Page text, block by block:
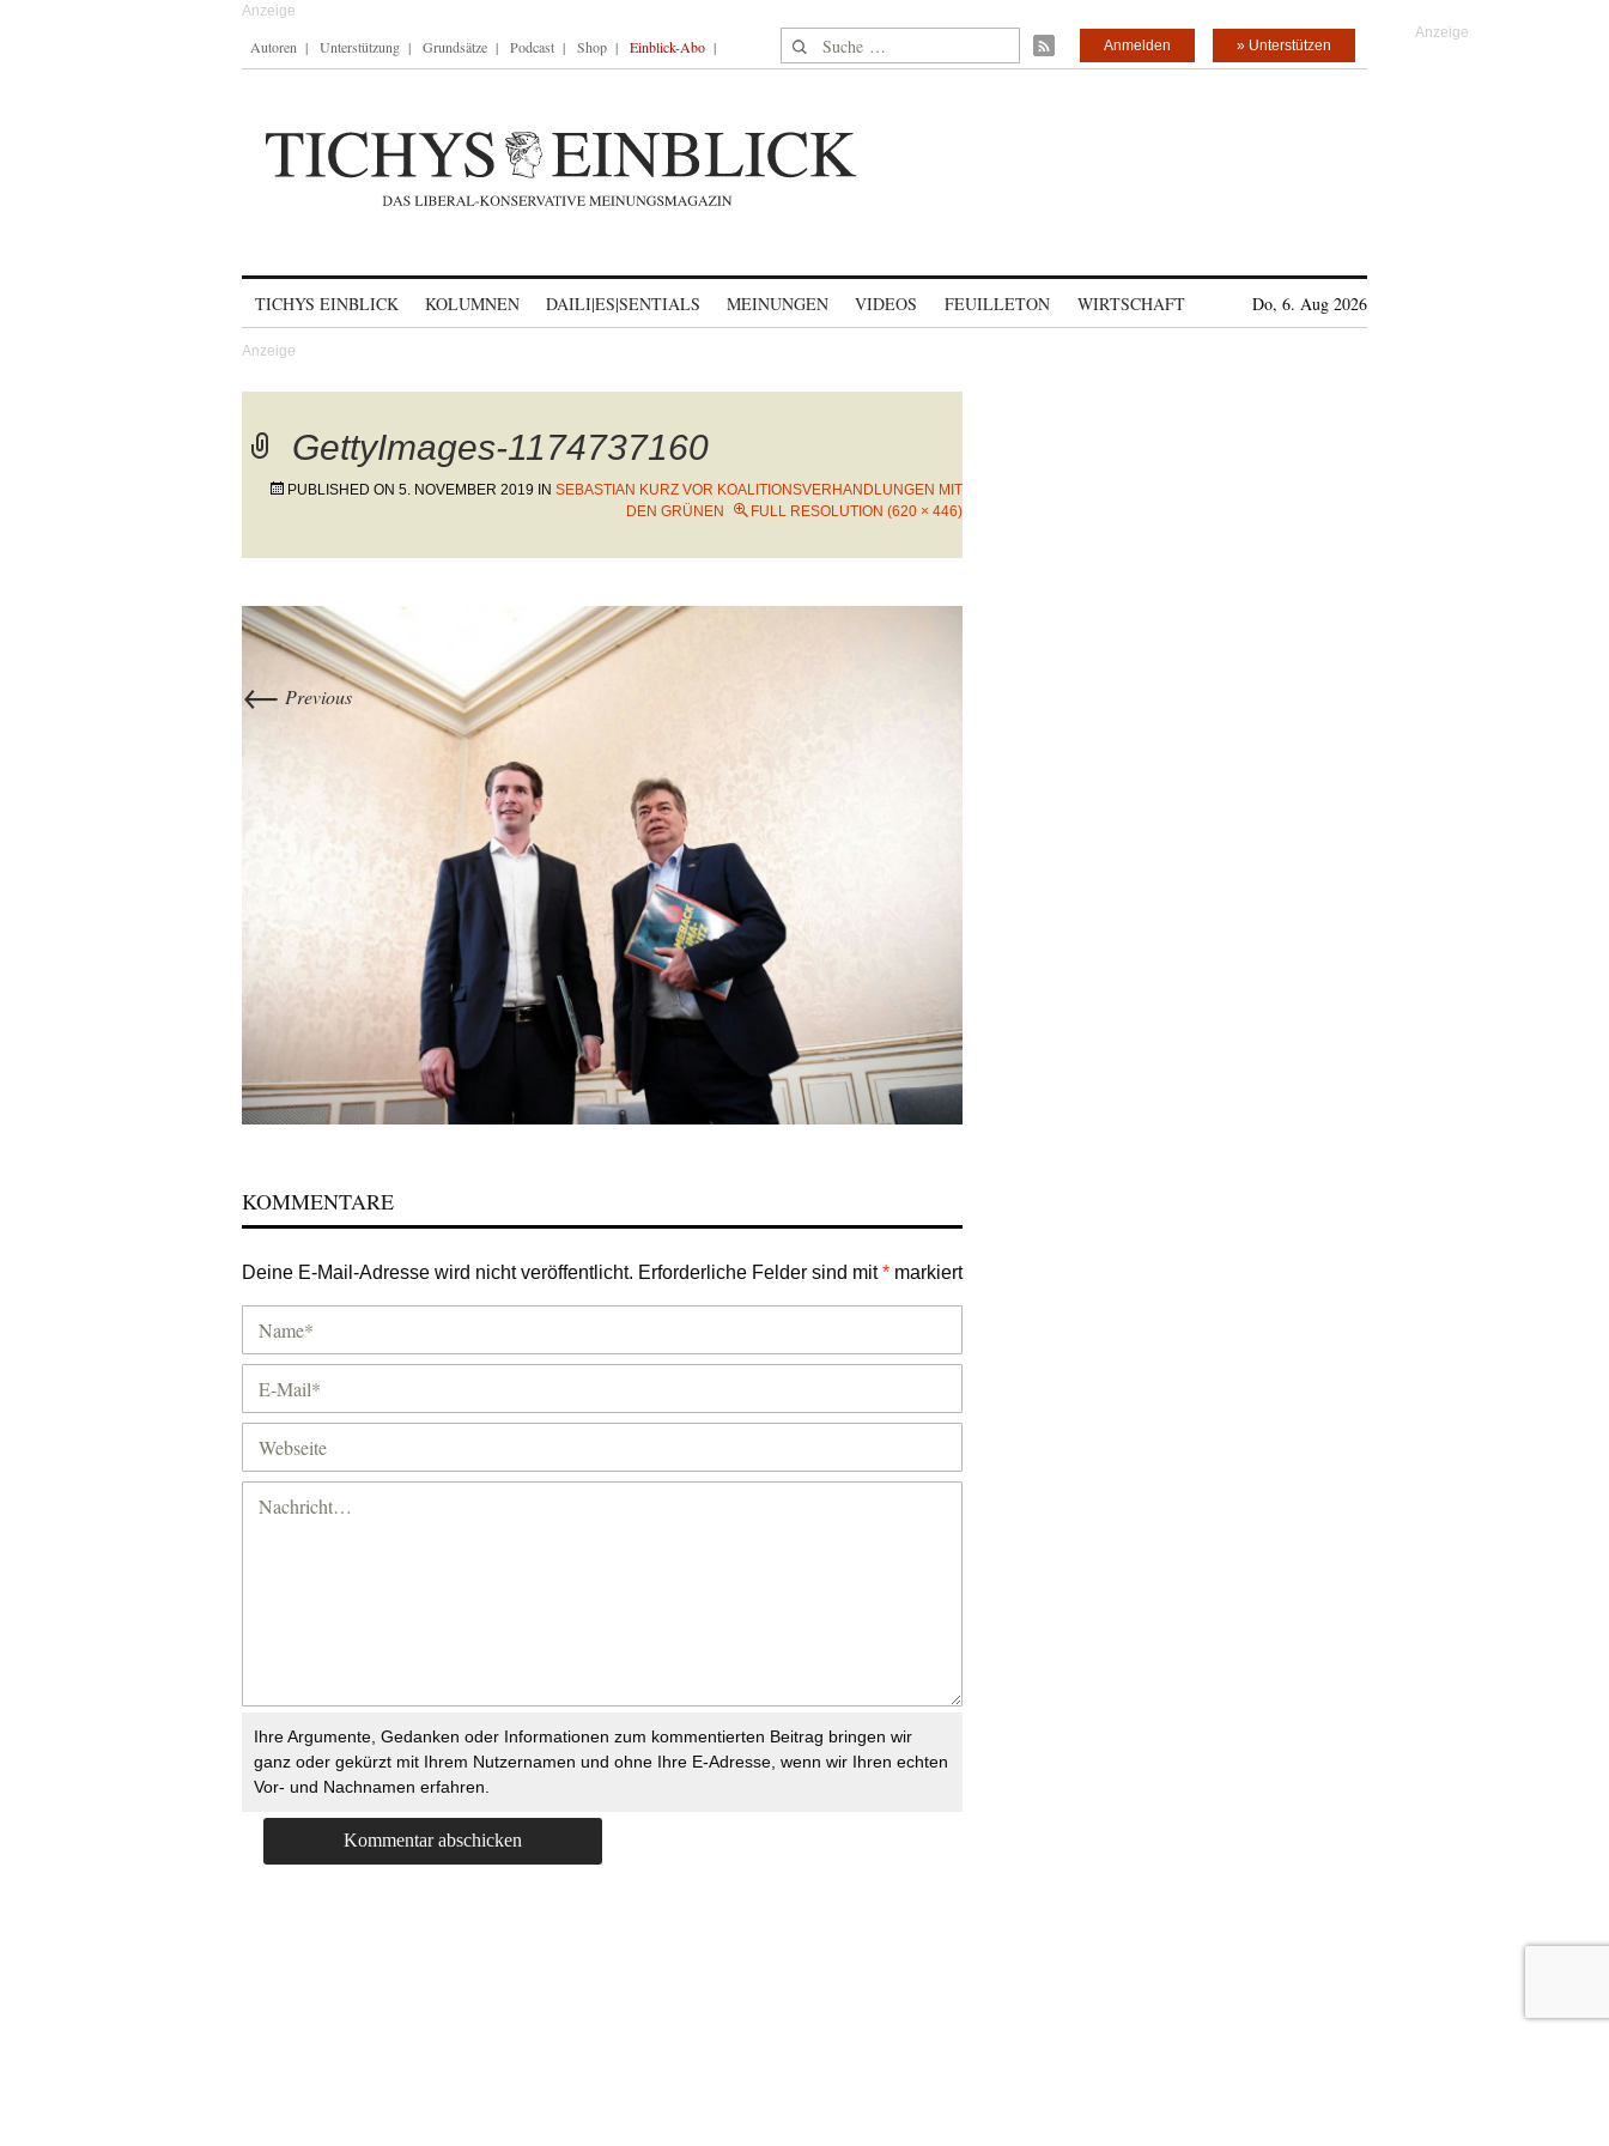
Autoren Unterstützung Grundsätze Podcast Shop Einblick-Abo Suche nach: » Unterstützen
Anmelden
TICHYS EINBLICK KOLUMNEN DAILI|ES|SENTIALS MEINUNGEN VIDEOS FEUILLETON WIRTSCHAFT Do, 6. Aug 2026
GettyImages-1174737160
PUBLISHED ON 5. NOVEMBER 2019 IN SEBASTIAN KURZ VOR KOALITIONSVERHANDLUNGEN MIT
DEN GRÜNEN
FULL RESOLUTION (620 × 446)
← Previous
KOMMENTARE
Deine E-Mail-Adresse wird nicht veröffentlicht. Erforderliche Felder sind mit* markiert
Ihre Argumente, Gedanken oder Informationen zum kommentierten Beitrag bringen wir
ganz oder gekürzt mit Ihrem Nutzernamen und ohne Ihre E-Adresse, wenn wir Ihren echten
Vor- und Nachnamen erfahren.